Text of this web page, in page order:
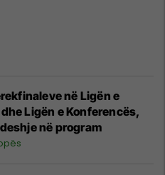
në Ligën e
Ligën e Konferencës,
në program